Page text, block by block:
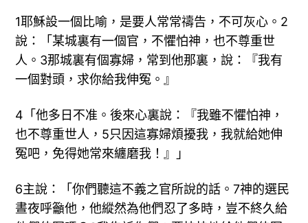
1耶穌設一個比喻，是要人常常禱告，不可灰心。2
說：「某城裏有一個官，不懼怕神，也不尊重世
人。3那城裏有個寡婦，常到他那裏，說：『我有
一個對頭，求你給我伸冤。』
4「他多日不准。後來心裏說：『我雖不懼怕神，
也不尊重世人，5只因這寡婦煩擾我，我就給她伸
冤吧，免得她常來纏磨我！』」
6主說：「你們聽這不義之官所說的話。7神的選民
晝夜呼籲他，他縱然為他們忍了多時，豈不終久給